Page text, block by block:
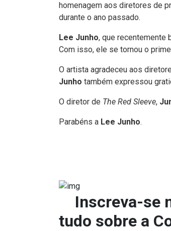
homenagem aos diretores de
durante o ano passado.
Lee Junho, que recentemente
Com isso, ele se tornou o
O artista agradeceu aos
Junho também expressou
O diretor de The Red Sleeve,
Parabéns a Lee Junho.
Inscreva-se
tudo sobre a